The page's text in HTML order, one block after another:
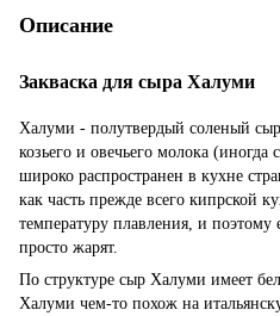
Описание
Закваска для сыра Халуми
Халуми - полутвердый соленый
козьего и овечьего молока
широко распространен в кухне
как часть прежде всего кипрской
температуру плавления, и поэтому
просто жарят.
По структуре сыр Халуми имеет
Халуми чем-то похож на